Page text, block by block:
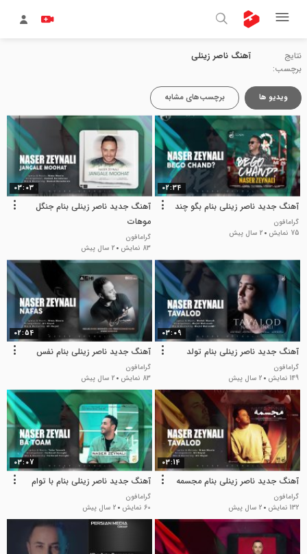
نتایج
برچسب:
آهنگ ناصر زینلی
ویدیو ها برچسب‌های مشابه
02:34
آهنگ جدید ناصر زینلی بنام بگو چند
گرامافون
75 نمایش
2 سال پیش
03:03
آهنگ جدید ناصر زینلی بنام جنگل
موهات
گرامافون
83 نمایش
2 سال پیش
03:09
آهنگ جدید ناصر زینلی بنام تولد
گرامافون
149 نمایش
2 سال پیش
02:54
آهنگ جدید ناصر زینلی بنام نفس
گرامافون
83 نمایش
2 سال پیش
03:14
آهنگ جدید ناصر زینلی بنام مجسمه
گرامافون
132 نمایش
2 سال پیش
03:07
آهنگ جدید ناصر زینلی بنام با توام
گرامافون
60 نمایش
2 سال پیش